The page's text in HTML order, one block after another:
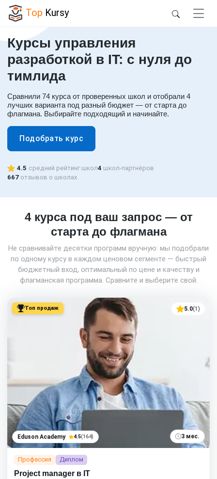
Top Kursy
Курсы управления
разработкой в IT: с нуля до
тимлида
Сравнили 74 курса от проверенных школ и отобрали 4
лучших варианта под разный бюджет — от старта до
флагмана. Выбирайте подходящий и начинайте.
Подобрать курс
4.5 средний рейтинг школ4 школ-партнёров
667 отзывов о школах
4 курса под ваш запрос — от
старта до флагмана
Не сравнивайте десятки программ вручную: мы подобрали
по одному курсу в каждом ценовом сегменте — быстрый
бюджетный вход, оптимальный по цене и качеству и
флагманская программа. Сравните и выберите свой.
Топ продаж 5.0(1)
Eduson Academy 4.5(164) 3 мес.
Профессия Диплом
Project manager в IT